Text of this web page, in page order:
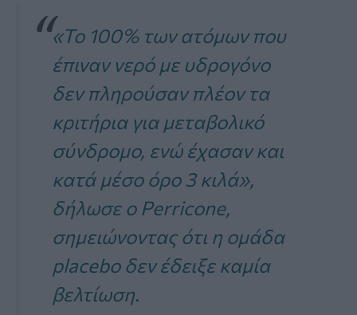
«Το 100% των ατόμων που
έπιναν νερό με υδρογόνο
δεν πληρούσαν πλέον τα
κριτήρια για μεταβολικό
σύνδρομο, ενώ έχασαν και
κατά μέσο όρο 3 κιλά»,
δήλωσε ο Perricone,
σημειώνοντας ότι η ομάδα
placebo δεν έδειξε καμία
βελτίωση.